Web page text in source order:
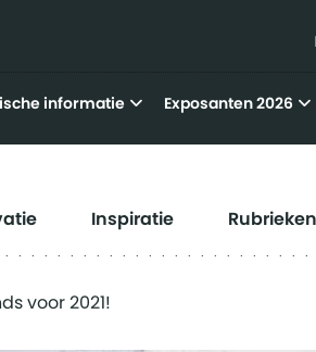
informatie Exposanten 2026
Inspiratie Rubrieken
voor 2021!